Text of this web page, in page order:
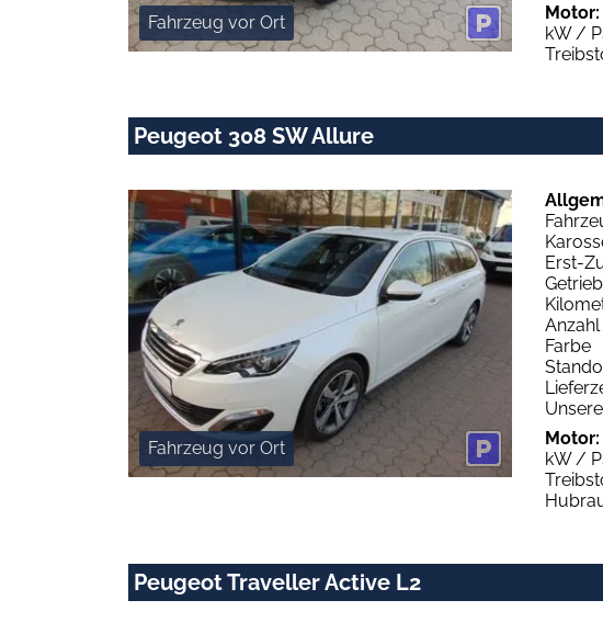
Fahrzeug vor Ort
Motor:
kW /
Peugeot 308 SW Allure
Fahrzeug vor Ort
Erst-
Farbe
Motor:
kW /
Peugeot Traveller Active L2